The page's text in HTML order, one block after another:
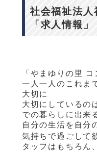
社会福祉法人
「求人情報」
「やまゆりの里 コ
一人一人のこれま
大切に
大切にしているの
での暮らしに出来
自分の生活を自分
気持ちで過ごして
タッフはもちろん